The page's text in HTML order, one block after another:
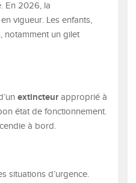
En 2026, la
vigueur. Les enfants,
notamment un gilet
extincteurapproprié à
état de fonctionnement.
à bord.
situations d’urgence.